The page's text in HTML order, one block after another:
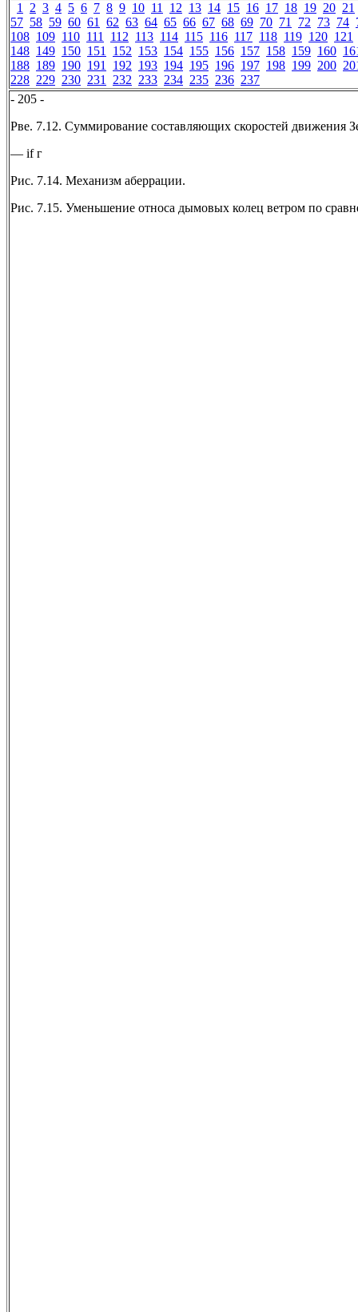
1 2 3 4 5 6 7 8 9 10 11 12 13 14 15 16 17 18 19 20 21
57 58 59 60 61 62 63 64 65 66 67 68 69 70 71 72 73 74
108 109 110 111 112 113 114 115 116 117 118 119 120 121
148 149 150 151 152 153 154 155 156 157 158 159 160
188 189 190 191 192 193 194 195 196 197 198 199 200
228 229 230 231 232 233 234 235 236 237
- 205 -
Рве. 7.12. Суммирование составляющих скоростей движения
— if г
Рис. 7.14. Механизм аберрации.
Рис. 7.15. Уменьшение относа дымовых колец ветром по